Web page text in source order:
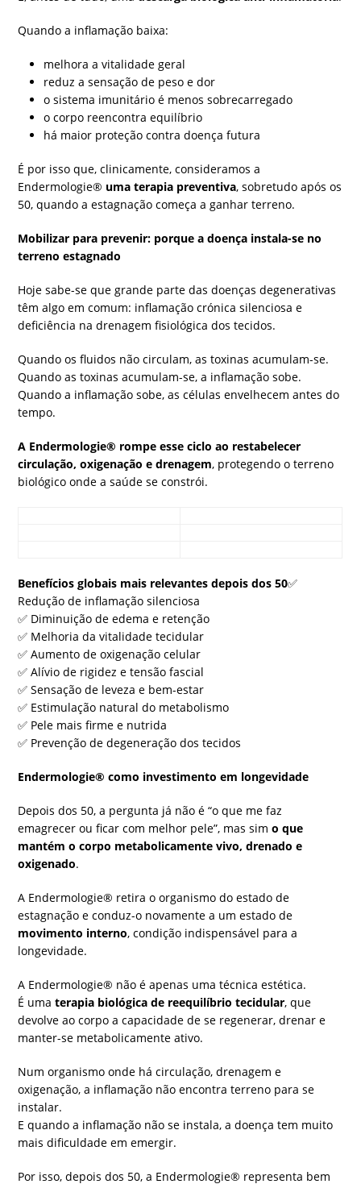
Quando a inflamação baixa:
melhora a vitalidade geral
reduz a sensação de peso e dor
o sistema imunitário é menos sobrecarregado
o corpo reencontra equilíbrio
há maior proteção contra doença futura
É por isso que, clinicamente, consideramos a
Endermologie® uma terapia preventiva, sobretudo após os
50, quando a estagnação começa a ganhar terreno.
Mobilizar para prevenir: porque a doença instala-se no
terreno estagnado
Hoje sabe-se que grande parte das doenças degenerativas
têm algo em comum: inflamação crónica silenciosa e
deficiência na drenagem fisiológica dos tecidos.
Quando os fluidos não circulam, as toxinas acumulam-se.
Quando as toxinas acumulam-se, a inflamação sobe.
Quando a inflamação sobe, as células envelhecem antes do
tempo.
A Endermologie® rompe esse ciclo ao restabelecer
circulação, oxigenação e drenagem, protegendo o terreno
biológico onde a saúde se constrói.
Benefícios globais mais relevantes depois dos 50✅
Redução de inflamação silenciosa
✅ Diminuição de edema e retenção
✅ Melhoria da vitalidade tecidular
✅ Aumento de oxigenação celular
✅ Alívio de rigidez e tensão fascial
✅ Sensação de leveza e bem-estar
✅ Estimulação natural do metabolismo
✅ Pele mais firme e nutrida
✅ Prevenção de degeneração dos tecidos
Endermologie® como investimento em longevidade
Depois dos 50, a pergunta já não é “o que me faz
emagrecer ou ficar com melhor pele”, mas simo que
mantém o corpo metabolicamente vivo, drenado e
oxigenado.
A Endermologie® retira o organismo do estado de
estagnação e conduz-o novamente a um estado de
movimento interno, condição indispensável para a
longevidade.
A Endermologie® não é apenas uma técnica estética.
É umaterapia biológica de reequilíbrio tecidular, que
devolve ao corpo a capacidade de se regenerar, drenar e
manter-se metabolicamente ativo.
Num organismo onde há circulação, drenagem e
oxigenação, a inflamação não encontra terreno para se
instalar.
E quando a inflamação não se instala, a doença tem muito
mais dificuldade em emergir.
Por isso, depois dos 50, a Endermologie® representa bem